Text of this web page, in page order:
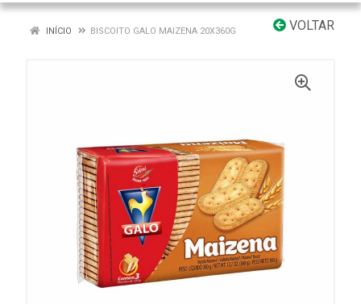
VOLTAR
INÍCIO BISCOITO GALO MAIZENA 20X360G